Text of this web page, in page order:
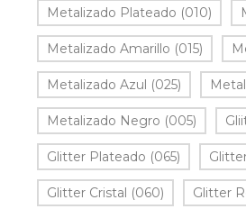
Metalizado Plateado (010)
Metalizado Amarillo (015)
Metalizado Azul (025)
Metalizado Negro (005)
Glitter Plateado (065)
Glitter Cristal (060) Glitter